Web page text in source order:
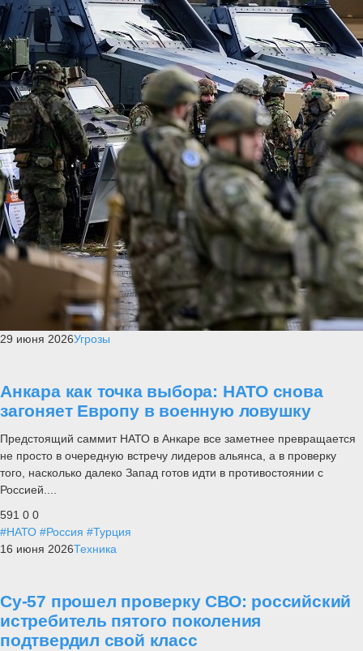
29 июня 2026Угрозы
Анкара как точка выбора: НАТО снова
загоняет Европу в военную ловушку
Предстоящий саммит НАТО в Анкаре все заметнее превращается
не просто в очередную встречу лидеров альянса, а в проверку
того, насколько далеко Запад готов идти в противостоянии с
Россией....
591 0 0
#НАТО #Россия #Турция
16 июня 2026Техника
Су-57 прошел проверку СВО: российский
истребитель пятого поколения
подтвердил свой класс